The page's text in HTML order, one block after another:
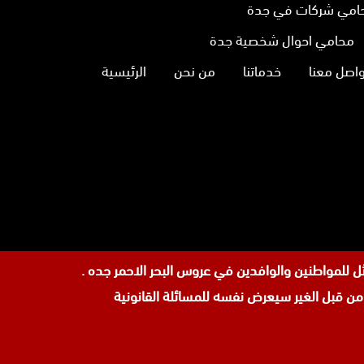
شركات في جدة
محامي احوال شخصية جدة
معنا خدماتنا من نحن الرئيسية
الغير سيعرض نفسه للمسائلة القانونية